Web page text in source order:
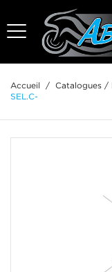
Accueil / Catalogues /
SEL.C-